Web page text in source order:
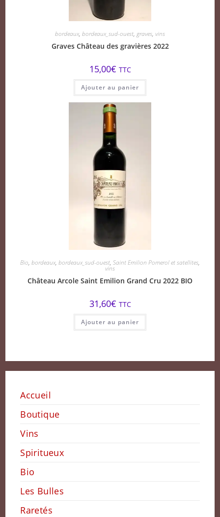
bordeaux, bordeaux_sud-ouest, graves, vins
Graves Château des gravières 2022
15,00€ TTC
Ajouter au panier
Bio, bordeaux, bordeaux_sud-ouest, Saint Emilion Pomerol et satellites,
vins
Château Arcole Saint Emilion Grand Cru 2022 BIO
31,60€ TTC
Ajouter au panier
Accueil
Boutique
Vins
Spiritueux
Bio
Les Bulles
Raretés